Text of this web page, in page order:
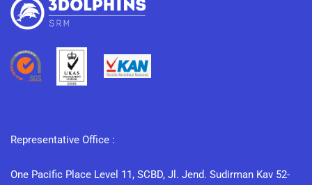
Representative Office :
One Pacific Place Level 11, SCBD, Jl. Jend. Sudirman Kav 52-